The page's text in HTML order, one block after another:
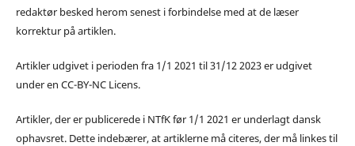
redaktør besked herom senest i forbindelse med at de læser
korrektur på artiklen.
Artikler udgivet i perioden fra 1/1 2021 til 31/12 2023 er udgivet
under en CC-BY-NC Licens.
Artikler, der er publicerede i NTfK før 1/1 2021 er underlagt dansk
ophavsret. Dette indebærer, at artiklerne må citeres, der må linkes til